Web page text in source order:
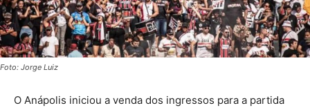
Foto: Jorge Luiz
O Anápolis iniciou a venda dos ingressos para a partida